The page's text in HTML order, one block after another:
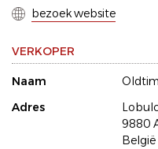
bezoek website
VERKOPER
Naam
Adres
9880
België